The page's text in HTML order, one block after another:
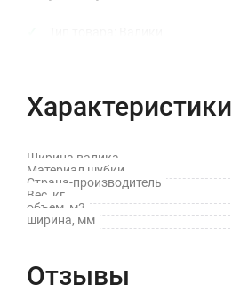
Материал валика: Полиакрил
Длина ворса: 11 мм
Вес брутто: 0.21 кг
Характеристики
Ширина валика
Материал шубки
Страна-производитель
Вес, кг
объем, м3
ширина, мм
Отзывы